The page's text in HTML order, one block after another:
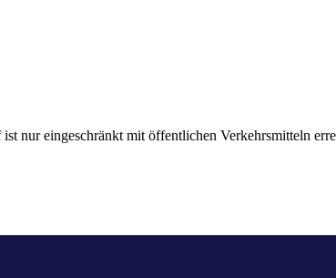
ist nur eingeschränkt mit öffentlichen Verkehrsmitteln